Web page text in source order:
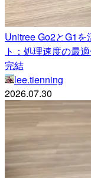
Unitree Go2とG1
ト：処理速度の最
完結
lee.tienning
2026.07.30